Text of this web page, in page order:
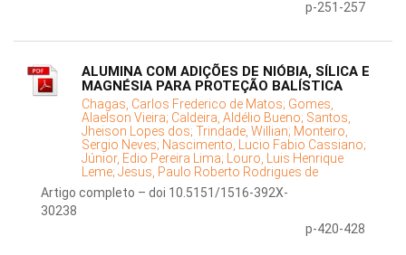
p-251-257
ALUMINA COM ADIÇÕES DE NIÓBIA, SÍLICA E
MAGNÉSIA PARA PROTEÇÃO BALÍSTICA
Chagas, Carlos Frederico de Matos; Gomes,
Alaelson Vieira; Caldeira, Aldélio Bueno; Santos,
Jheison Lopes dos; Trindade, Willian; Monteiro,
Sergio Neves; Nascimento, Lucio Fabio Cassiano;
Júnior, Edio Pereira Lima; Louro, Luis Henrique
Leme; Jesus, Paulo Roberto Rodrigues de
Artigo completo – doi 10.5151/1516-392X-
30238
p-420-428